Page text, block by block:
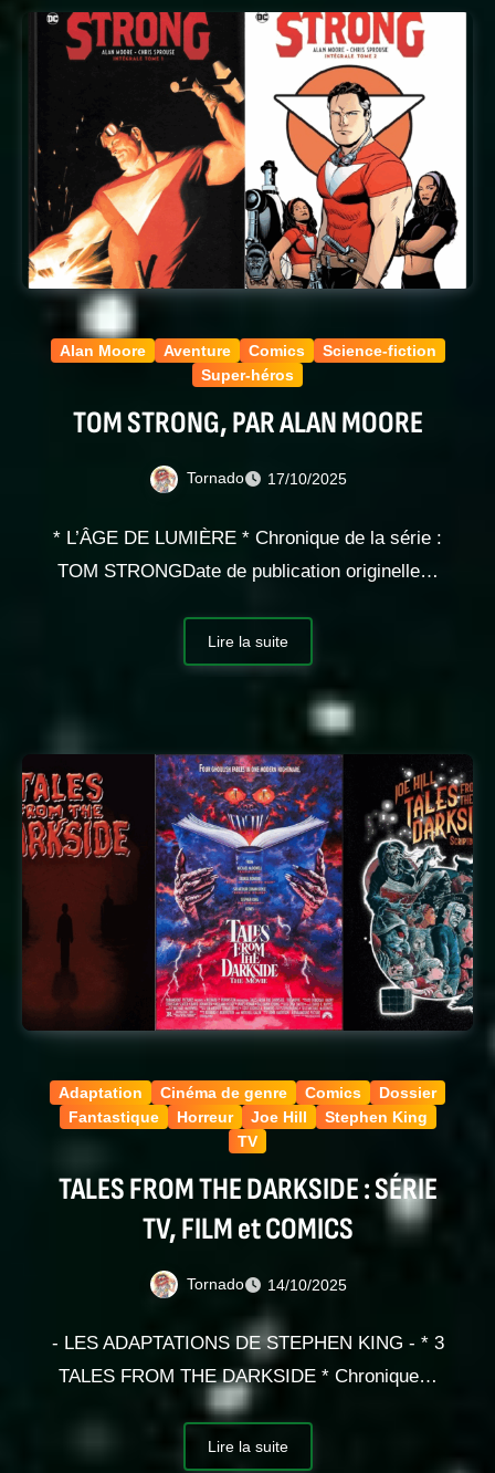
Alan Moore Aventure Comics
Science-fiction
Super-héros
TOM STRONG, PAR ALAN MOORE
Tornado 17/10/2025
* L’ÂGE DE LUMIÈRE * Chronique de la série :
TOM STRONGDate de publication originelle…
Lire la suite
Adaptation Cinéma de genre Comics
Dossier
Fantastique
Horreur Joe Hill
Stephen King
TV
TALES FROM THE DARKSIDE : SÉRIE
TV, FILM et COMICS
Tornado 14/10/2025
- LES ADAPTATIONS DE STEPHEN KING - * 3
TALES FROM THE DARKSIDE * Chronique…
Lire la suite